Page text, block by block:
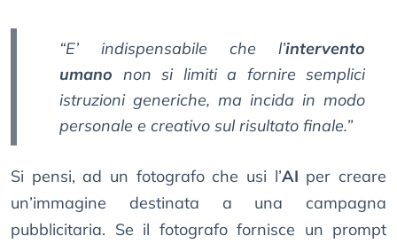
“E’ indispensabile che l’intervento
umano non si limiti a fornire semplici
istruzioni generiche, ma incida in modo
personale e creativo sul risultato finale.”
Si pensi, ad un fotografo che usi l’AI per creare
un’immagine destinata a una campagna
pubblicitaria. Se il fotografo fornisce un prompt